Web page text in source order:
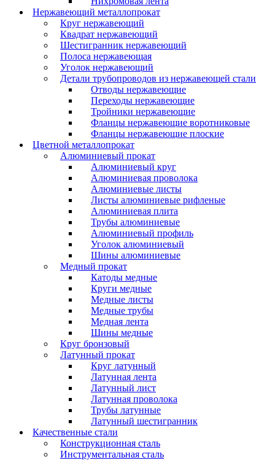
Нержавеющий металлопрокат
Круг нержавеющий
Квадрат нержавеющий
Шестигранник нержавеющий
Полоса нержавеющая
Уголок нержавеющий
Детали трубопроводов из нержавеющей стали
Отводы нержавеющие
Переходы нержавеющие
Тройники нержавеющие
Фланцы нержавеющие воротниковые
Фланцы нержавеющие плоские
Цветной металлопрокат
Алюминиевый прокат
Алюминиевый круг
Алюминиевая проволока
Алюминиевые листы
Листы алюминиевые рифленые
Алюминиевая плита
Трубы алюминиевые
Алюминиевый профиль
Уголок алюминиевый
Шины алюминиевые
Медный прокат
Катоды медные
Круги медные
Медные листы
Медные трубы
Медная лента
Шины медные
Круг бронзовый
Латунный прокат
Круг латунный
Латунная лента
Латунный лист
Латунная проволока
Трубы латунные
Латунный шестигранник
Качественные стали
Конструкционная сталь
Инструментальная сталь